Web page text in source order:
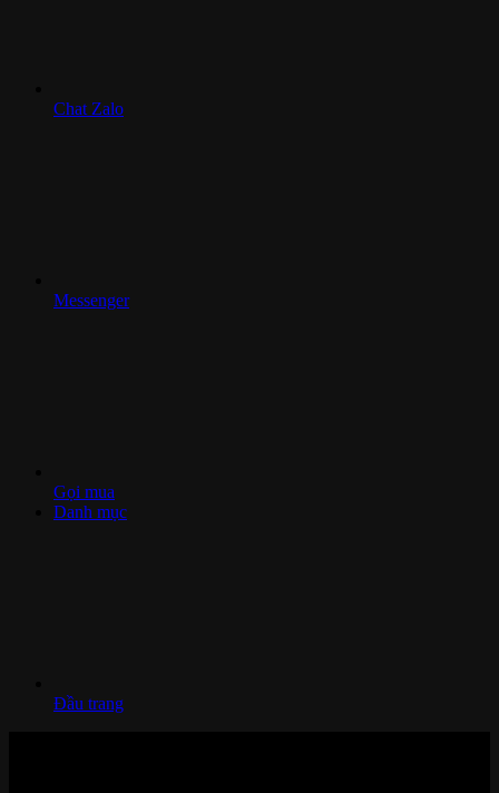
Chat Zalo
Messenger
Gọi mua
Danh mục
Đầu trang